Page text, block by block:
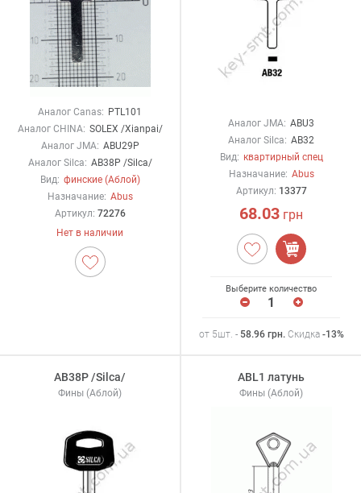
Аналог Canas: PTL101
Аналог CHINA: SOLEX /Xianpai/
Аналог JMA: ABU29P
Аналог Silca: AB38P /Silca/
Вид: финские (Аблой)
Назначание: Abus
Артикул: 72276
Нет в наличии
Аналог JMA: ABU3
Аналог Silca: AB32
Вид: квартирный спец
Назначание: Abus
Артикул: 13377
68.03 грн
Выберите количество
от 5шт. - 58.96грн. Скидка -13%
AB38P /Silca/
Фины (Аблой)
ABL1 латунь
Фины (Аблой)